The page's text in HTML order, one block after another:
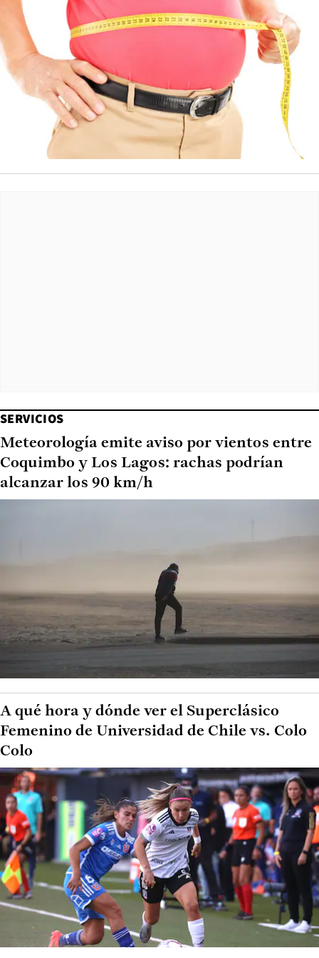
SERVICIOS
Meteorología emite aviso por vientos entre
Coquimbo y Los Lagos: rachas podrían
alcanzar los 90 km/h
A qué hora y dónde ver el Superclásico
Femenino de Universidad de Chile vs. Colo
Colo